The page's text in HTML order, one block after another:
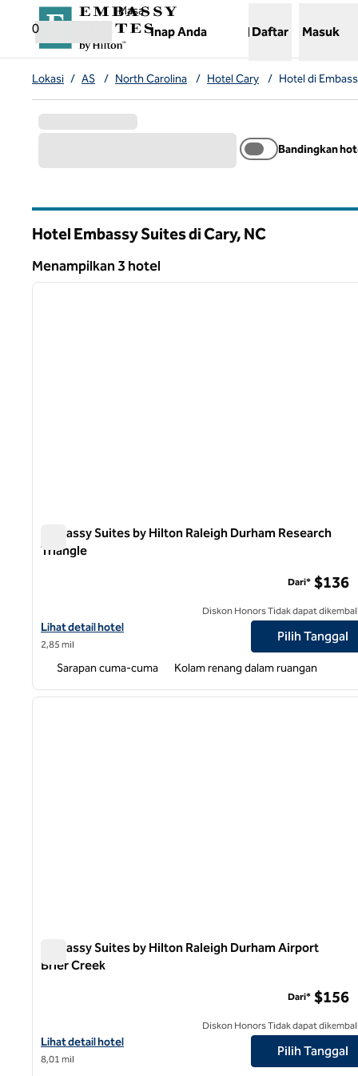
Lompati ke Konten
0
Masa
Inap Anda
,Membuka tab baru
Daftar Masuk
Lokasi / AS / North Carolina / Hotel Cary / Hotel di
Bandingkan
Hotel Embassy Suites di Cary, NC
Menampilkan 3 hotel
Menampilkan 3 hotel
1 dari 12
Embassy Suites by Hilton Raleigh Durham Research
Triangle
Lihat detail hotel untuk Embassy Suites by Hilton Raleigh
Lihat detail hotel
2,85 mil
Dari* $136
Diskon Honors Tidak dapat
Pilih Tanggal
Sarapan cuma-cuma Kolam renang dalam ruangan
1 dari 12
Embassy Suites by Hilton Raleigh Durham Airport
Brier Creek
Lihat detail hotel untuk Embassy Suites by Hilton Raleigh
Lihat detail hotel
8,01 mil
Dari* $156
Diskon Honors Tidak dapat
Pilih Tanggal